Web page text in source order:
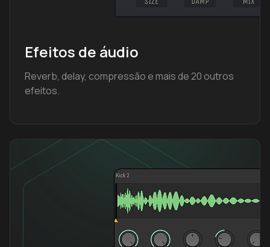
Efeitos de áudio
Reverb, delay, compressão e mais de 20 outros
efeitos.